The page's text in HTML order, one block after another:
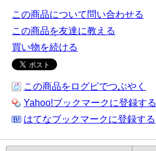
この商品について問い合わせる
この商品を友達に教える
買い物を続ける
この商品をログピでつぶやく
Yahoo!ブックマークに登録する
はてなブックマークに登録する